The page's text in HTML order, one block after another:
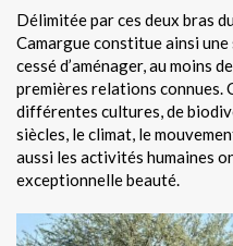
Délimitée par ces deux bras
Camargue constitue ainsi une
cessé d’aménager, au moins
premières relations connues.
différentes cultures, de
siècles, le climat, le
aussi les activités humaines
exceptionnelle beauté.